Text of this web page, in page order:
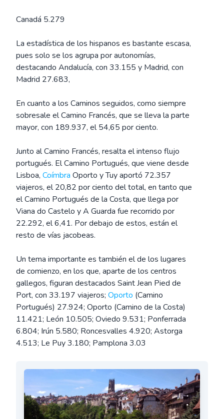
Canadá 5.279
La estadística de los hispanos es bastante escasa,
pues solo se los agrupa por autonomías,
destacando Andalucía, con 33.155 y Madrid, con
Madrid 27.683,
En cuanto a los Caminos seguidos, como siempre
sobresale el Camino Francés, que se lleva la parte
mayor, con 189.937, el 54,65 por ciento.
Junto al Camino Francés, resalta el intenso flujo
portugués. El Camino Portugués, que viene desde
Lisboa, Coímbra Oporto y Tuy aportó 72.357
viajeros, el 20,82 por ciento del total, en tanto que
el Camino Portugués de la Costa, que llega por
Viana do Castelo y A Guarda fue recorrido por
22.292, el 6,41. Por debajo de estos, están el
resto de vías jacobeas.
Un tema importante es también el de los lugares
de comienzo, en los que, aparte de los centros
gallegos, figuran destacados Saint Jean Pied de
Port, con 33.197 viajeros; Oporto (Camino
Portugués) 27.924; Oporto (Camino de la Costa)
11.421; León 10.505; Oviedo 9.531; Ponferrada
6.804; Irún 5.580; Roncesvalles 4.920; Astorga
4.513; Le Puy 3.180; Pamplona 3.03